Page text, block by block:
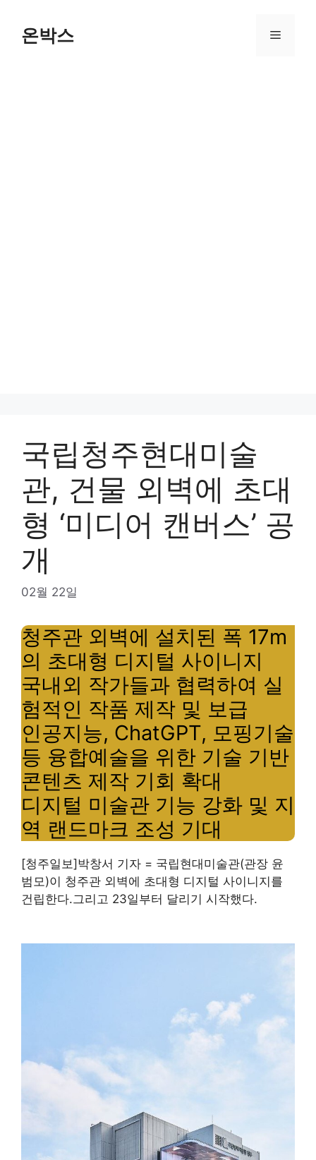
content온박스 Menu
국립청주현대미술
관, 건물 외벽에 초대
형 ‘미디어 캔버스’ 공
개
02월 22일
청주관 외벽에 설치된 폭 17m
의 초대형 디지털 사이니지
국내외 작가들과 협력하여 실
험적인 작품 제작 및 보급
인공지능, ChatGPT, 모핑기술
등 융합예술을 위한 기술 기반
콘텐츠 제작 기회 확대
디지털 미술관 기능 강화 및 지
역 랜드마크 조성 기대
[청주일보]박창서 기자 = 국립현대미술관(관장 윤
범모)이 청주관 외벽에 초대형 디지털 사이니지를
건립한다.그리고 23일부터 달리기 시작했다.